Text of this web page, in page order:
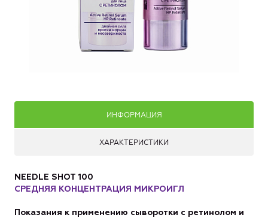
ИНФОРМАЦИЯ
ХАРАКТЕРИСТИКИ
NEEDLE SHOT 100
СРЕДНЯЯ КОНЦЕНТРАЦИЯ МИКРОИГЛ
Показания к применению сыворотки с ретинолом и